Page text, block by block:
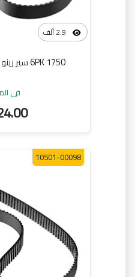
6PK 1750 سير رينو كوري - 6PK 1750
في
10501-00098